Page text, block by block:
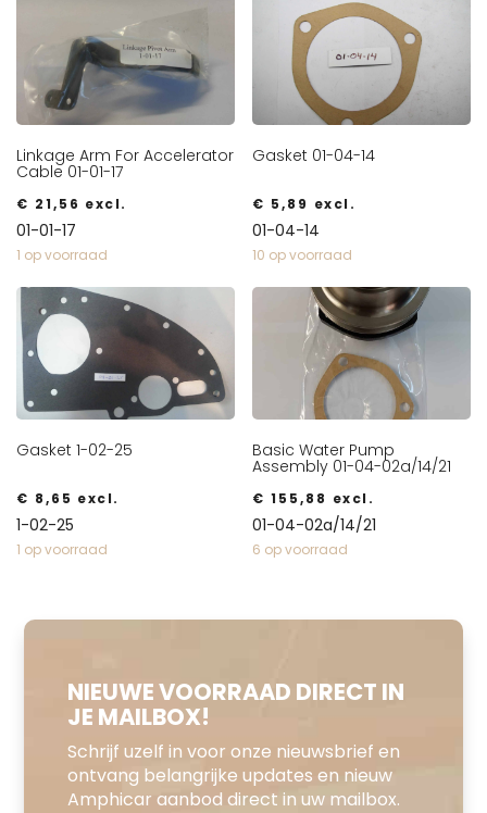
Linkage Arm For Accelerator
Cable 01-01-17
€ 21,56 excl.
01-01-17
1 op voorraad
Gasket 01-04-14
€ 5,89 excl.
01-04-14
10 op voorraad
Gasket 1-02-25
€ 8,65 excl.
1-02-25
1 op voorraad
Basic Water Pump
Assembly 01-04-02a/14/21
€ 155,88 excl.
01-04-02a/14/21
6 op voorraad
NIEUWE VOORRAAD DIRECT IN
JE MAILBOX!
Schrijf uzelf in voor onze nieuwsbrief en
ontvang belangrijke updates en nieuw
Amphicar aanbod direct in uw mailbox.